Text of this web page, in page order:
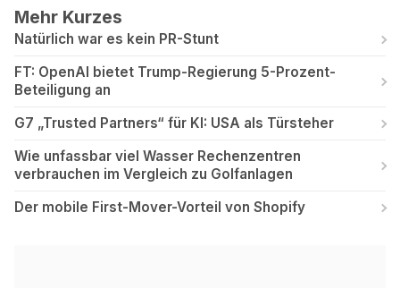
Mehr Kurzes
Natürlich war es kein PR-Stunt
FT: OpenAI bietet Trump-Regierung 5-Prozent-
Beteiligung an
G7 „Trusted Partners“ für KI: USA als Türsteher
Wie unfassbar viel Wasser Rechenzentren
verbrauchen im Vergleich zu Golfanlagen
Der mobile First-Mover-Vorteil von Shopify